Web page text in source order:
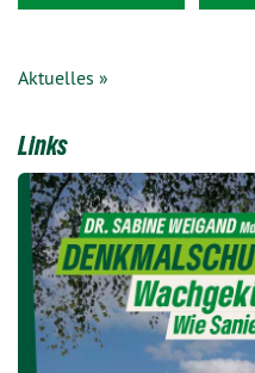
Aktuelles »
Links